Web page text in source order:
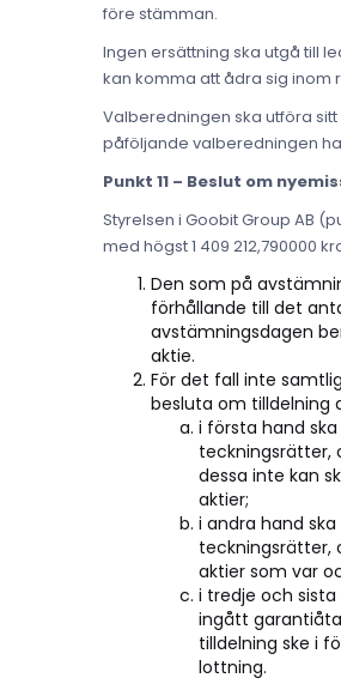
före stämman.
Ingen ersättning ska utgå till
kan komma att ådra sig inom
Valberedningen ska utföra
påföljande valberedningen
Punkt 11 – Beslut om
Styrelsen i Goobit Group AB
med högst 1 409 212,790000
Den som på
förhållande till det
avstämningsdagen
aktie.
För det fall inte
besluta om tilldelning
i första hand
teckningsrätter,
dessa inte kan
aktier;
i andra hand
teckningsrätter,
aktier som var
i tredje och
ingått
tilldelning ske i
lottning.